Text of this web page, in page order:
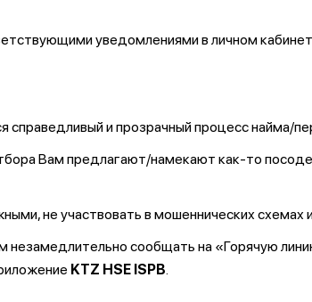
уведомлениями в личном
и прозрачный процесс найма/
Вам предлагают/намекают как-то
не участвовать в мошеннических схемах
незамедлительно сообщать на «Горячую
KTZ HSE ISPB.